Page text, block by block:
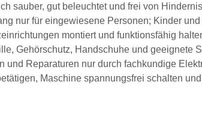
sauber, gut beleuchtet und frei von
nur für eingewiesene Personen; Kinder
montiert und funktionsfähig
Gehörschutz, Handschuhe und geeignete
und Reparaturen nur durch fachkundige
Maschine spannungsfrei schalten